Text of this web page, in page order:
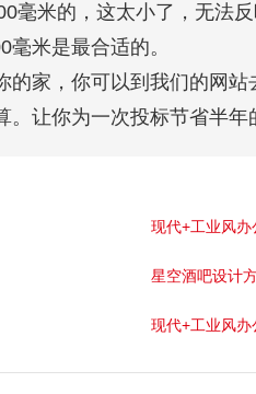
毫米的，这太小了，无法
毫米是最合适的。
的家，你可以到我们的网
。让你为一次投标节省半
现代+工业风办
星空酒吧设计
现代+工业风办